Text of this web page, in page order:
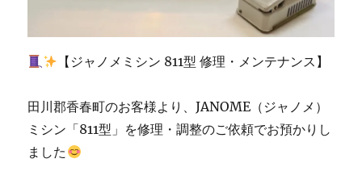
北
州
市
の
【ジャノメミシン 811型 修理・メンテナンス】
田川郡香春町のお客様より、JANOME（ジャノメ）
ミシン「811型」を修理・調整のご依頼でお預かりし
ました